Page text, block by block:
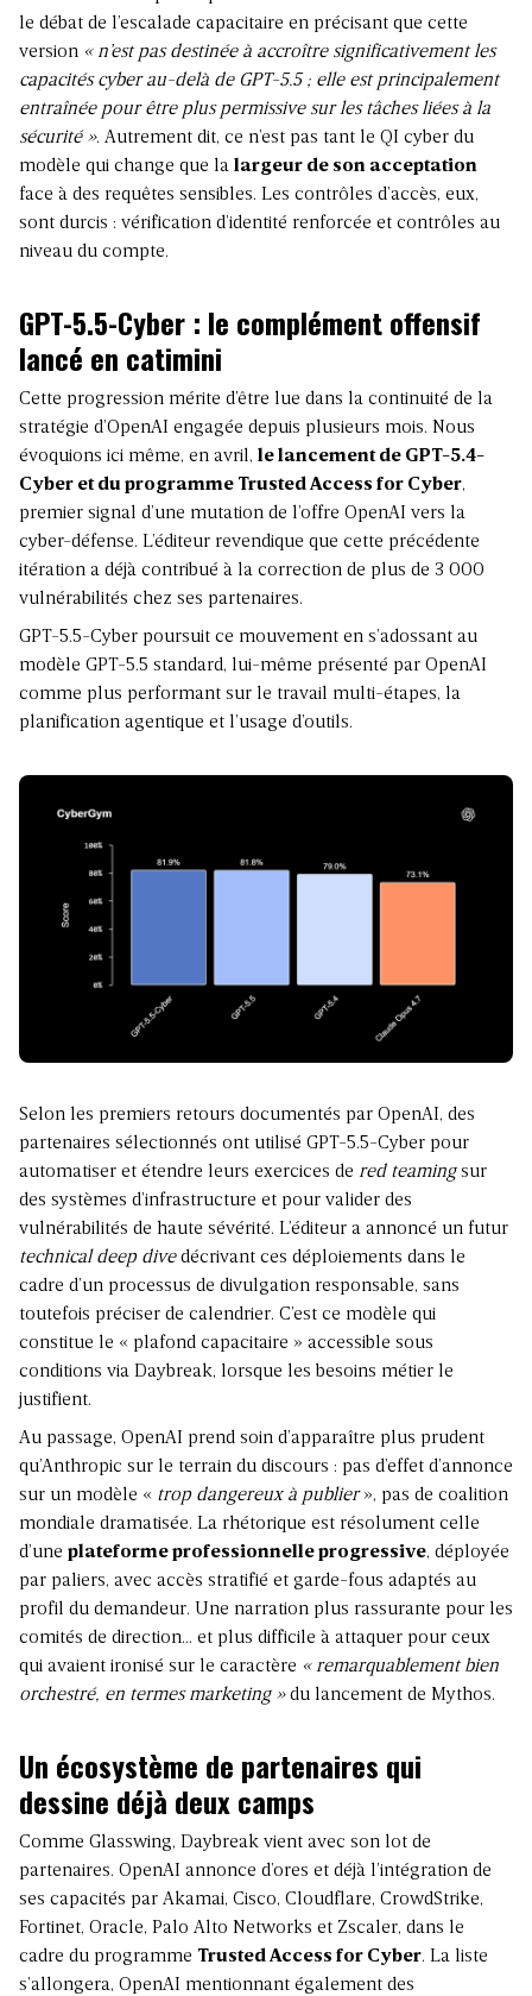
le débat de l’escalade capacitaire en précisant que cette
version « n’est pas destinée à accroître significativement les
capacités cyber au-delà de GPT-5.5 ; elle est principalement
entraînée pour être plus permissive sur les tâches liées à la
sécurité ». Autrement dit, ce n’est pas tant le QI cyber du
modèle qui change que la largeur de son acceptation
face à des requêtes sensibles. Les contrôles d’accès, eux,
sont durcis : vérification d’identité renforcée et contrôles au
niveau du compte.
GPT-5.5-Cyber : le complément offensif
lancé en catimini
Cette progression mérite d’être lue dans la continuité de la
stratégie d’OpenAI engagée depuis plusieurs mois. Nous
évoquions ici même, en avril, le lancement de GPT-5.4-
Cyber et du programme Trusted Access for Cyber,
premier signal d’une mutation de l’offre OpenAI vers la
cyber-défense. L’éditeur revendique que cette précédente
itération a déjà contribué à la correction de plus de 3 000
vulnérabilités chez ses partenaires.
GPT-5.5-Cyber poursuit ce mouvement en s’adossant au
modèle GPT-5.5 standard, lui-même présenté par OpenAI
comme plus performant sur le travail multi-étapes, la
planification agentique et l’usage d’outils.
Selon les premiers retours documentés par OpenAI, des
partenaires sélectionnés ont utilisé GPT-5.5-Cyber pour
automatiser et étendre leurs exercices de red teamingsur
des systèmes d’infrastructure et pour valider des
vulnérabilités de haute sévérité. L’éditeur a annoncé un futur
technical deep divedécrivant ces déploiements dans le
cadre d’un processus de divulgation responsable, sans
toutefois préciser de calendrier. C’est ce modèle qui
constitue le « plafond capacitaire » accessible sous
conditions via Daybreak, lorsque les besoins métier le
justifient.
Au passage, OpenAI prend soin d’apparaître plus prudent
qu’Anthropic sur le terrain du discours : pas d’effet d’annonce
sur un modèle « trop dangereux à publier», pas de coalition
mondiale dramatisée. La rhétorique est résolument celle
d’une plateforme professionnelle progressive, déployée
par paliers, avec accès stratifié et garde-fous adaptés au
profil du demandeur. Une narration plus rassurante pour les
comités de direction… et plus difficile à attaquer pour ceux
qui avaient ironisé sur le caractère « remarquablement bien
orchestré, en termes marketing »du lancement de Mythos.
Un écosystème de partenaires qui
dessine déjà deux camps
Comme Glasswing, Daybreak vient avec son lot de
partenaires. OpenAI annonce d’ores et déjà l’intégration de
ses capacités par Akamai, Cisco, Cloudflare, CrowdStrike,
Fortinet, Oracle, Palo Alto Networks et Zscaler, dans le
cadre du programme Trusted Access for Cyber. La liste
s’allongera, OpenAI mentionnant également des